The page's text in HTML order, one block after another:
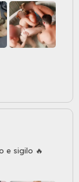
e sigilo 🔥